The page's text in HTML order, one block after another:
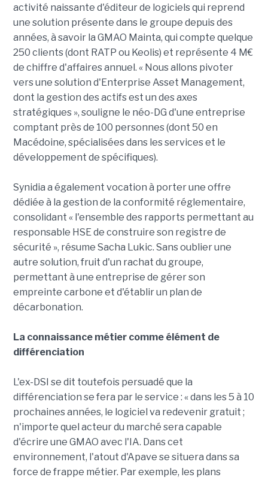
activité naissante d'éditeur de logiciels qui reprend
une solution présente dans le groupe depuis des
années, à savoir la GMAO Mainta, qui compte quelque
250 clients (dont RATP ou Keolis) et représente 4 M€
de chiffre d'affaires annuel. « Nous allons pivoter
vers une solution d'Enterprise Asset Management,
dont la gestion des actifs est un des axes
stratégiques », souligne le néo-DG d'une entreprise
comptant près de 100 personnes (dont 50 en
Macédoine, spécialisées dans les services et le
développement de spécifiques).
Synidia a également vocation à porter une offre
dédiée à la gestion de la conformité réglementaire,
consolidant « l'ensemble des rapports permettant au
responsable HSE de construire son registre de
sécurité », résume Sacha Lukic. Sans oublier une
autre solution, fruit d'un rachat du groupe,
permettant à une entreprise de gérer son
empreinte carbone et d'établir un plan de
décarbonation.
La connaissance métier comme élément de
différenciation
L'ex-DSI se dit toutefois persuadé que la
différenciation se fera par le service : « dans les 5 à 10
prochaines années, le logiciel va redevenir gratuit ;
n'importe quel acteur du marché sera capable
d'écrire une GMAO avec l'IA. Dans cet
environnement, l'atout d'Apave se situera dans sa
force de frappe métier. Par exemple, les plans